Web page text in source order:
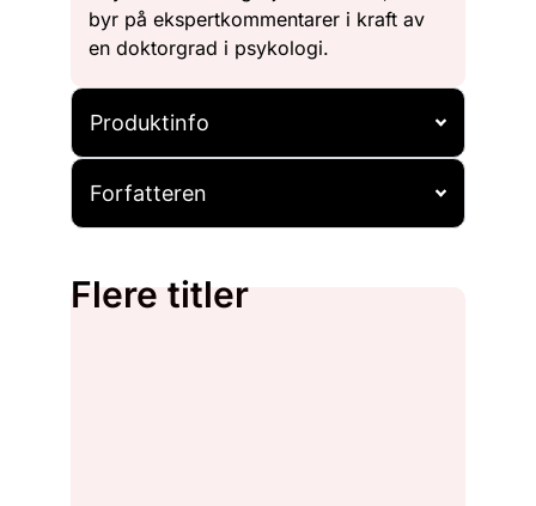
byr på ekspertkommentarer i kraft av
en doktorgrad i psykologi.
Produktinfo
Forfatteren
Flere titler